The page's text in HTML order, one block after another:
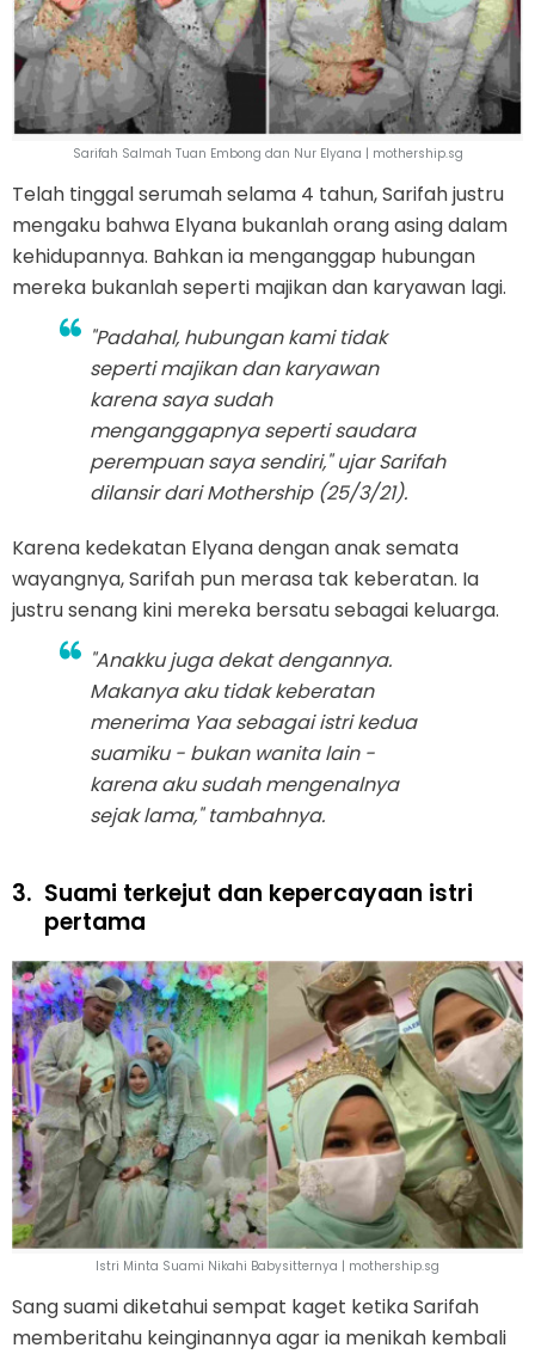
Sarifah Salmah Tuan Embong dan Nur Elyana | mothership.sg
Telah tinggal serumah selama 4 tahun, Sarifah justru
mengaku bahwa Elyana bukanlah orang asing dalam
kehidupannya. Bahkan ia menganggap hubungan
mereka bukanlah seperti majikan dan karyawan lagi.
"Padahal, hubungan kami tidak
seperti majikan dan karyawan
karena saya sudah
menganggapnya seperti saudara
perempuan saya sendiri," ujar Sarifah
dilansir dari Mothership (25/3/21).
Karena kedekatan Elyana dengan anak semata
wayangnya, Sarifah pun merasa tak keberatan. Ia
justru senang kini mereka bersatu sebagai keluarga.
"Anakku juga dekat dengannya.
Makanya aku tidak keberatan
menerima Yaa sebagai istri kedua
suamiku - bukan wanita lain -
karena aku sudah mengenalnya
sejak lama," tambahnya.
3. Suami terkejut dan kepercayaan istri
pertama
Istri Minta Suami Nikahi Babysitternya | mothership.sg
Sang suami diketahui sempat kaget ketika Sarifah
memberitahu keinginannya agar ia menikah kembali